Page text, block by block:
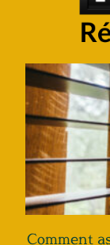
Comment